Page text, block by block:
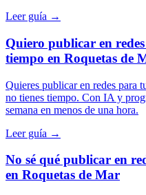
Leer guía →
Quiero publicar en
tiempo en Roquetas de
Quieres publicar en redes para
no tienes tiempo. Con IA y
semana en menos de una hora.
Leer guía →
No sé qué publicar en
en Roquetas de Mar